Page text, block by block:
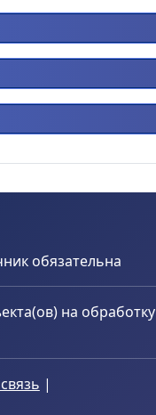
обязательна
на
|